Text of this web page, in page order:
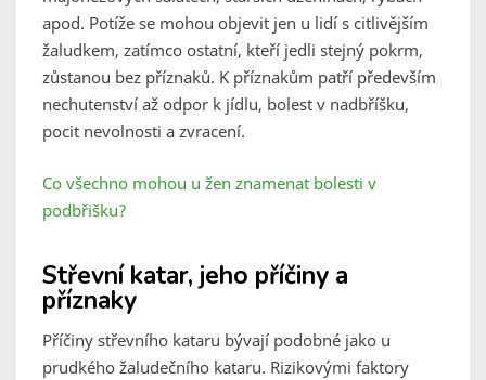
apod. Potíže se mohou objevit jen u lidí s citlivějším
žaludkem, zatímco ostatní, kteří jedli stejný pokrm,
zůstanou bez příznaků. K příznakům patří především
nechutenství až odpor k jídlu, bolest v nadbříšku,
pocit nevolnosti a zvracení.
Co všechno mohou u žen znamenat bolesti v
podbřišku?
Střevní katar, jeho příčiny a
příznaky
Příčiny střevního kataru bývají podobné jako u
prudkého žaludečního kataru. Rizikovými faktory